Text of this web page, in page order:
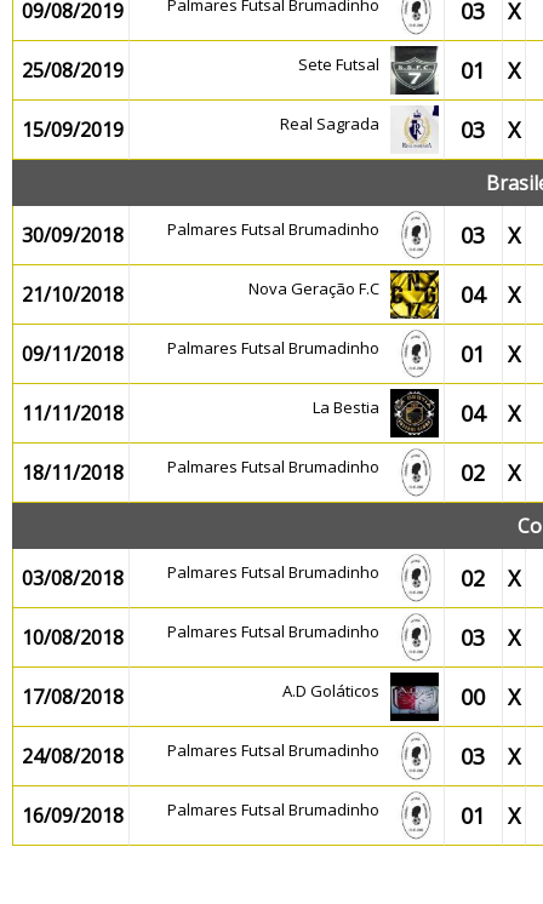
09/08/2019 Palmares Futsal Brumadinho 03 X
25/08/2019 Sete Futsal 01 X
15/09/2019 Real Sagrada 03 X
30/09/2018
Palmares Futsal Brumadinho 03 X
21/10/2018 Nova Geração F.C 04 X
09/11/2018 Palmares Futsal Brumadinho 01 X
11/11/2018 La Bestia 04 X
18/11/2018 Palmares Futsal Brumadinho 02 X
03/08/2018
Palmares Futsal Brumadinho 02 X
10/08/2018 Palmares Futsal Brumadinho 03 X
17/08/2018 A.D Goláticos 00 X
24/08/2018 Palmares Futsal Brumadinho 03 X
16/09/2018 Palmares Futsal Brumadinho 01 X